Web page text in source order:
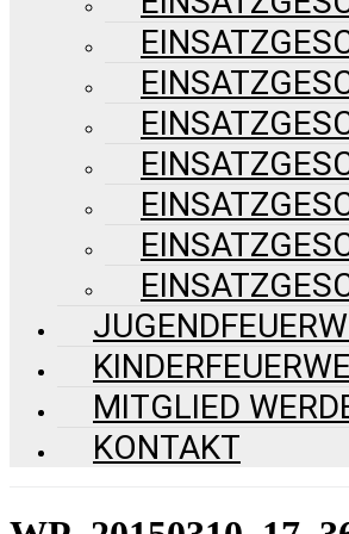
MITGLIED
KONTAKT